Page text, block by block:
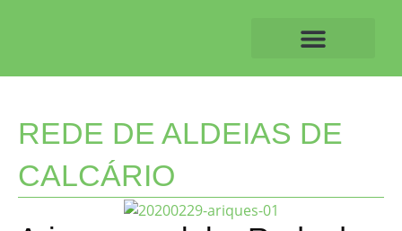
REDE DE ALDEIAS DE
CALCÁRIO